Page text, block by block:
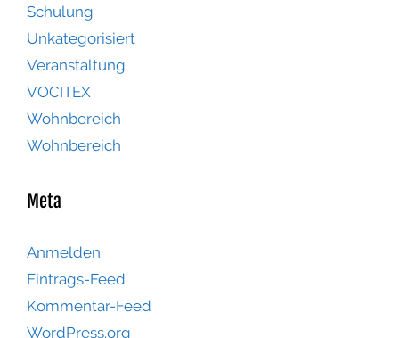
Schulung
Unkategorisiert
Veranstaltung
VOCITEX
Wohnbereich
Wohnbereich
Meta
Anmelden
Eintrags-Feed
Kommentar-Feed
WordPress.org